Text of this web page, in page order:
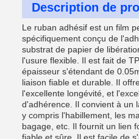
Description de
Le ruban adhésif est un film
spécifiquement conçu de
substrat de papier de
l'usure flexible. Il est fait de
épaisseur s'étendant de
liaison fiable et durable. Il
l'excellente longévité, et
d'adhérence. Il convient à un
y compris l'habillement, les
bagage, etc. Il fournit un lien